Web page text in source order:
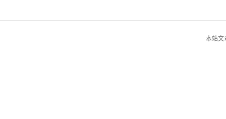
本站文